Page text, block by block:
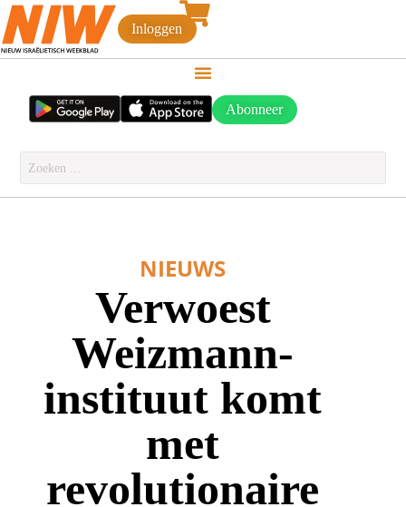
Inloggen
Abonneer
NIEUWS
Verwoest
Weizmann-
instituut komt
met
revolutionaire